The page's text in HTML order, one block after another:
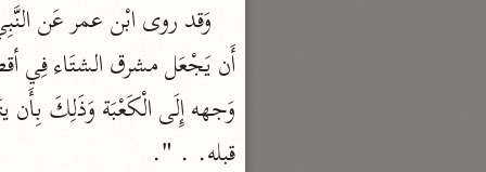
جامع البيان
ابن جرير الطبري (٣١٠ هـ)
نحو ٢٨ مجلدًا
تفسير القرآن العظيم
قبله. . ".